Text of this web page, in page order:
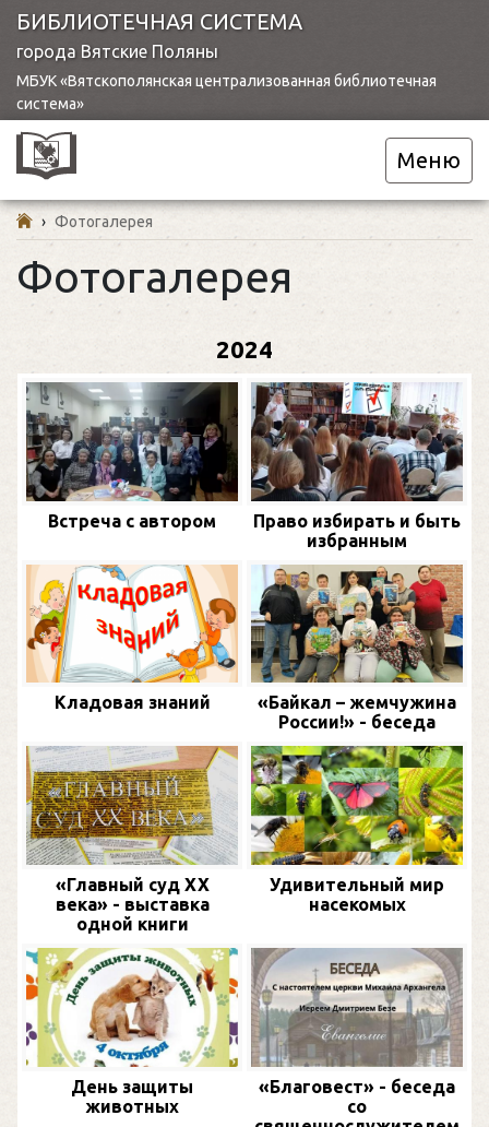
БИБЛИОТЕЧНАЯ СИСТЕМА
города Вятские Поляны
МБУК «Вятскополянская централизованная библиотечная
система»
Меню
› Фотогалерея
Фотогалерея
2024
Встреча с автором
Право избирать и быть
избранным
Кладовая знаний
«Байкал – жемчужина
России!» - беседа
«Главный суд XX
века» - выставка
одной книги
Удивительный мир
насекомых
День защиты
животных
«Благовест» - беседа
со